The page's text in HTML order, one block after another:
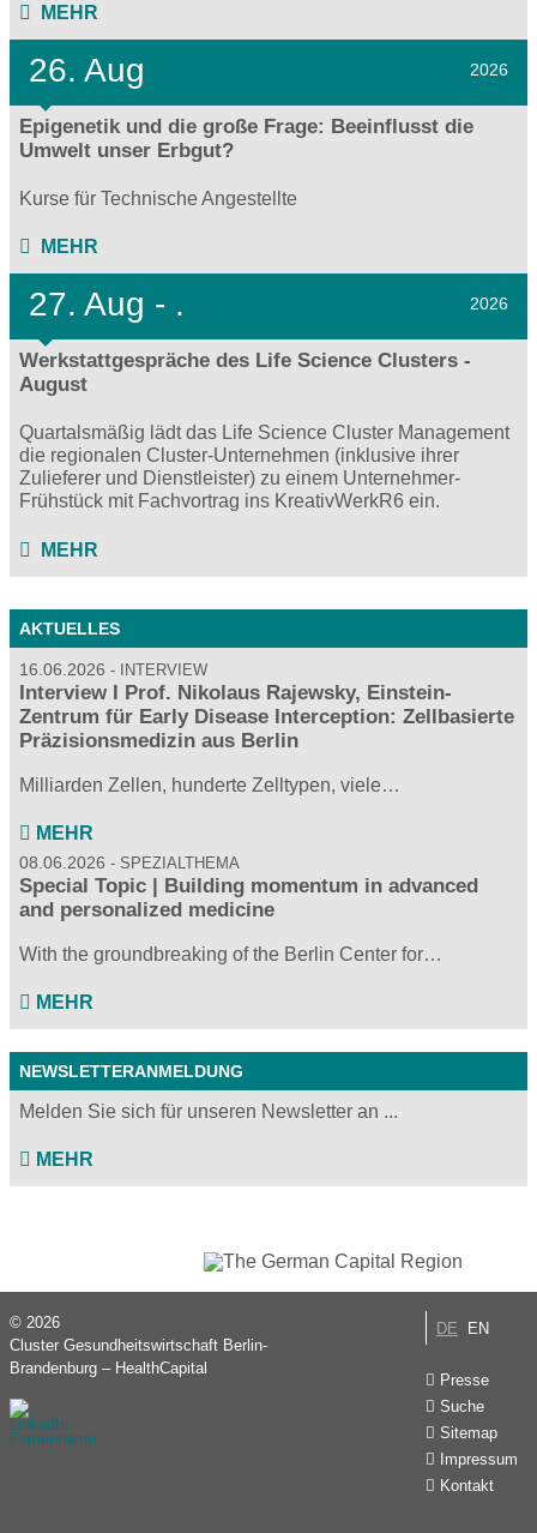
MEHR
26. Aug 2026
Epigenetik und die große Frage: Beeinflusst die
Umwelt unser Erbgut?
Kurse für Technische Angestellte
MEHR
27. Aug - . 2026
Werkstattgespräche des Life Science Clusters -
August
Quartalsmäßig lädt das Life Science Cluster Management
die regionalen Cluster-Unternehmen (inklusive ihrer
Zulieferer und Dienstleister) zu einem Unternehmer-
Frühstück mit Fachvortrag ins KreativWerkR6 ein.
MEHR
AKTUELLES
16.06.2026 INTERVIEW
Interview I Prof. Nikolaus Rajewsky, Einstein-
Zentrum für Early Disease Interception: Zellbasierte
Präzisionsmedizin aus Berlin
Milliarden Zellen, hunderte Zelltypen, viele…
MEHR
08.06.2026 SPEZIALTHEMA
Special Topic | Building momentum in advanced
and personalized medicine
With the groundbreaking of the Berlin Center for…
MEHR
NEWSLETTERANMELDUNG
Melden Sie sich für unseren Newsletter an ...
MEHR
DE EN
Presse
Suche
Sitemap
Impressum
Kontakt
© 2026
Cluster Gesundheitswirtschaft Berlin-
Brandenburg – HealthCapital